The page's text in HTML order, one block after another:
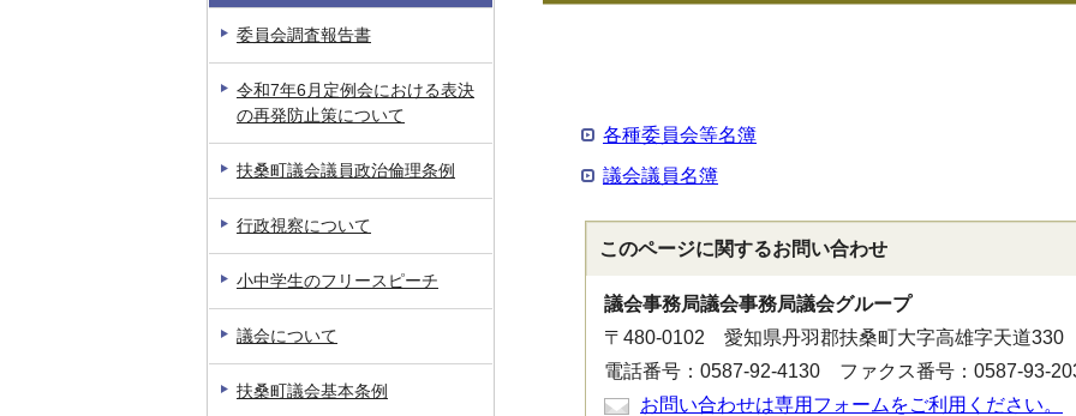
各種委員会等名簿
議会議員名簿
このページに関するお問い合わせ
議会事務局議会事務局議会グループ
〒480-0102 愛知県丹羽郡扶桑町大字高雄字天道330
電話番号：0587-92-4130 ファクス番号：0587-93-
お問い合わせは専用フォームをご利用ください。
委員会調査報告書
令和7年6月定例会における表決
の再発防止策について
扶桑町議会議員政治倫理条例
行政視察について
小中学生のフリースピーチ
議会について
扶桑町議会基本条例